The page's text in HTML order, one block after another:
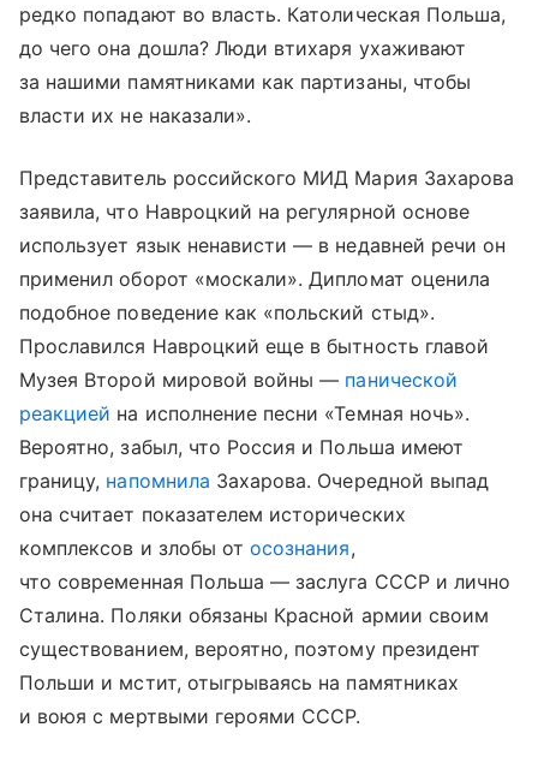
редко попадают во власть. Католическая Польша,
до чего она дошла? Люди втихаря ухаживают
за нашими памятниками как партизаны, чтобы
власти их не наказали».
Представитель российского МИД Мария Захарова
заявила, что Навроцкий на регулярной основе
использует язык ненависти — в недавней речи он
применил оборот «москали». Дипломат оценила
подобное поведение как «польский стыд».
Прославился Навроцкий еще в бытность главой
Музея Второй мировой войны — панической
реакцией на исполнение песни «Темная ночь».
Вероятно, забыл, что Россия и Польша имеют
границу, напомнила Захарова. Очередной выпад
она считает показателем исторических
комплексов и злобы отосознания,
что современная Польша — заслуга СССР и лично
Сталина. Поляки обязаны Красной армии своим
существованием, вероятно, поэтому президент
Польши и мстит, отыгрываясь на памятниках
и воюя с мертвыми героями СССР.